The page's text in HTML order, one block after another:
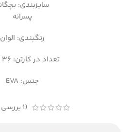
سایزبندی:
پسرانه
رنگبندی: الوان
تعداد در کارتن: 36 جفت
جنس: EVA
(
1